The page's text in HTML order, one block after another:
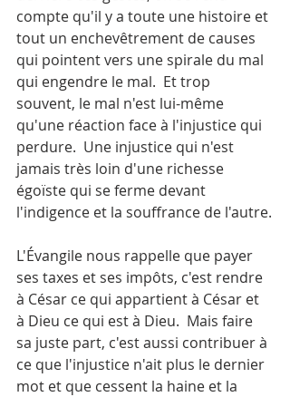
compte qu'il y a toute une histoire et
tout un enchevêtrement de causes
qui pointent vers une spirale du mal
qui engendre le mal.  Et trop
souvent, le mal n'est lui-même
qu'une réaction face à l'injustice qui
perdure.  Une injustice qui n'est
jamais très loin d'une richesse
égoïste qui se ferme devant
l'indigence et la souffrance de l'autre.
L'Évangile nous rappelle que payer
ses taxes et ses impôts, c'est rendre
à César ce qui appartient à César et
à Dieu ce qui est à Dieu.  Mais faire
sa juste part, c'est aussi contribuer à
ce que l'injustice n'ait plus le dernier
mot et que cessent la haine et la